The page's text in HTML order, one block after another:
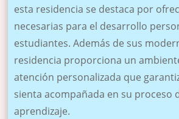
esta residencia se destaca por
necesarias para el desarrollo
estudiantes. Además de sus
residencia proporciona un
atención personalizada que
sienta acompañada en su proceso
aprendizaje.